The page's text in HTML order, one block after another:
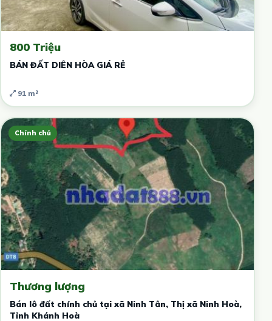
800 Triệu
BÁN ĐẤT DIÊN HÒA GIÁ RẺ
91 m²
Chính chủ
Thương lượng
Bán lô đất chính chủ tại xã Ninh Tân, Thị xã Ninh Hoà,
Tỉnh Khánh Hoà